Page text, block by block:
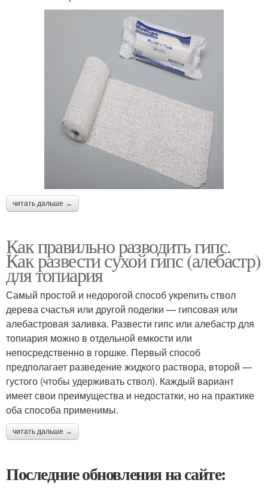
читать дальше →
Как правильно разводить гипс.
Как развести сухой гипс (алебастр)
для топиария
Самый простой и недорогой способ укрепить ствол
дерева счастья или другой поделки — гипсовая или
алебастровая заливка. Развести гипс или алебастр для
топиария можно в отдельной емкости или
непосредственно в горшке. Первый способ
предполагает разведение жидкого раствора, второй —
густого (чтобы удерживать ствол). Каждый вариант
имеет свои преимущества и недостатки, но на практике
оба способа применимы.
читать дальше →
Последние обновления на сайте: